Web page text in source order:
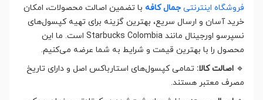
فروشگاه اینترنتی جمال کافه با تضمین اصالت محصولات، امکان
خرید آسان و ارسال سریع، بهترین گزینه برای تهیه کپسول‌های
نسپرسو اورجینال مانند Starbucks Colombia است. ما این
محصول را با بهترین قیمت و شرایط به شما عرضه می‌کنیم.
🔹 اصالت کالا: تمامی کپسول‌های استارباکس اصل و دارای تاریخ
مصرف معتبر هستند.